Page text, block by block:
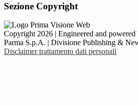
Sezione Copyright
Copyright 2026 | Engineered and
Parma S.p.A. | Divisione Publishing &
Disclaimer trattamento dati personali